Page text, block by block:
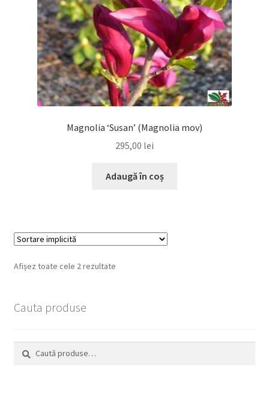
Magnolia ‘Susan’ (Magnolia mov)
295,00 lei
Adaugă în coș
Afișez toate cele 2 rezultate
Cauta produse
după: